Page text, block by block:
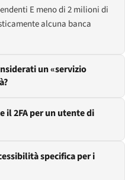
E meno di 2 milioni di
alcuna banca
un «servizio
il 2FA per un utente di
specifica per i